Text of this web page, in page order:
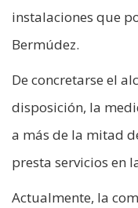
instalaciones que
Bermúdez.
De concretarse el
disposición, la
a más de la mitad
presta servicios en
Actualmente, la